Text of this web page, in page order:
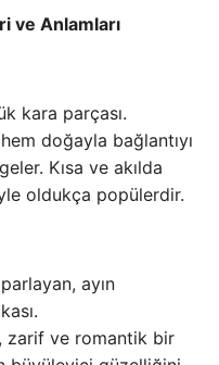
ve Anlamları
kara parçası.
doğayla bağlantıyı
Kısa ve akılda
oldukça popülerdir.
parlayan, ayın
zarif ve romantik bir